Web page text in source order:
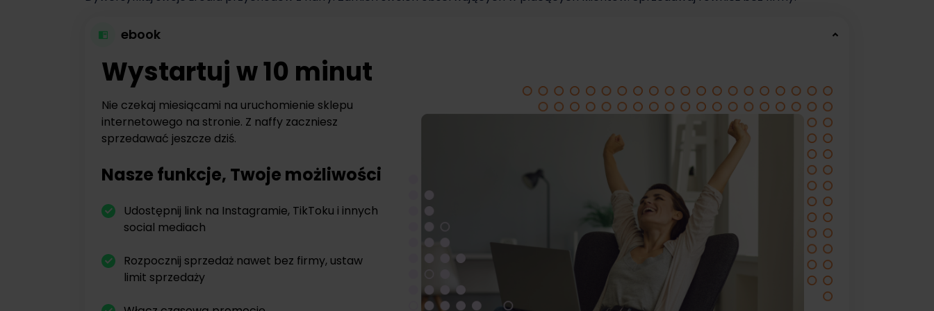
ebook
Wystartuj w 10 minut
Nie czekaj miesiącami na uruchomienie sklepu
internetowego na stronie. Z naffy zaczniesz
sprzedawać jeszcze dziś.
Nasze funkcje, Twoje możliwości
Udostępnij link na Instagramie, TikToku i innych
social mediach
Rozpocznij sprzedaż nawet bez firmy, ustaw
limit sprzedaży